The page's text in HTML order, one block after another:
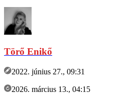
Törő Enikő
2022. június 27., 09:31
2026. március 13., 04:15